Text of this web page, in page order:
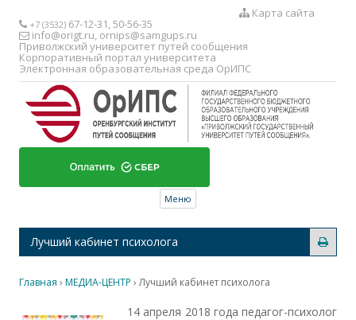
Карта сайта
+7 (3532) 67-12-31, 50-56-35
info@origt.ru, ornips@samgups.ru
Приволжский университет путей сообщения
Корпоративный портал университета
Электронная образовательная среда ОрИПС
Меню
Лучший кабинет психолога
Главная › МЕДИА-ЦЕНТР › Лучший кабинет психолога
14 апреля 2018 года педагог-психолог